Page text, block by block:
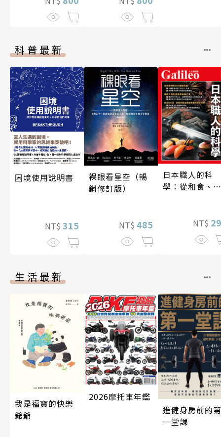
科普最新
困境使用說明書
NT$ 315
裸眼看星空（暢
銷修訂版）
NT$ 485
日本職人的科
學：從和食、清
技藝的祕密 人
伽利略45
NT$
生活最新
我是福寶的快樂
爺爺
2026摩托車年鑑
進健身房前的第
一堂課